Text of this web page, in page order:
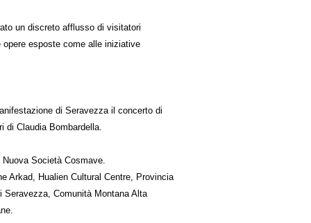
un discreto afflusso di visitatori
esposte come alle iniziative
di Seravezza il concerto di
di Claudia Bombardella.
Società Cosmave.
Arkad, Hualien Cultural Centre, Provincia
Seravezza, Comunità Montana Alta